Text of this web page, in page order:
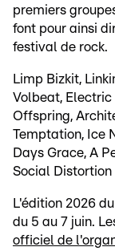
premiers
font pour ainsi
festival de rock.
Limp Bizkit,
Volbeat, Electric
Offspring,
Temptation, Ice
Days Grace, A
Social
L'édition 2026
du 5 au 7 juin.
officiel de